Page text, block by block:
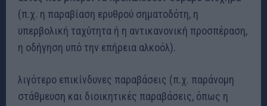
(π.χ. η παραβίαση ερυθρού σηματοδότη, η
υπερβολική ταχύτητα ή η αντικανονική προσπέραση,
η οδήγηση υπό την επήρεια αλκοόλ).
λιγότερο επικίνδυνες παραβάσεις (π.χ. παράνομη
στάθμευση και διοικητικές παραβάσεις, όπως η